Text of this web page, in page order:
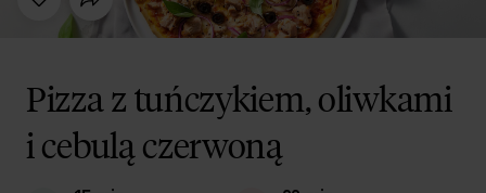
Pizza z tuńczykiem, oliwkami
i cebulą czerwoną